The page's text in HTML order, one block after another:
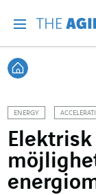
ENERGY